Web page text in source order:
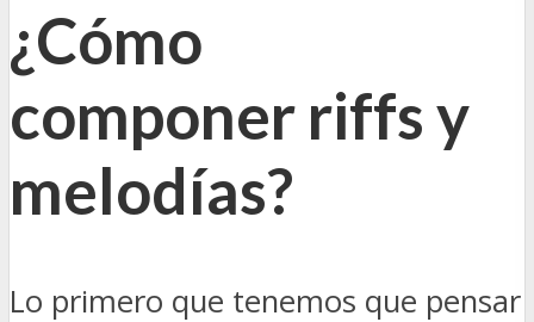
¿Cómo
componer riffs y
melodías?
Lo primero que tenemos que pensar